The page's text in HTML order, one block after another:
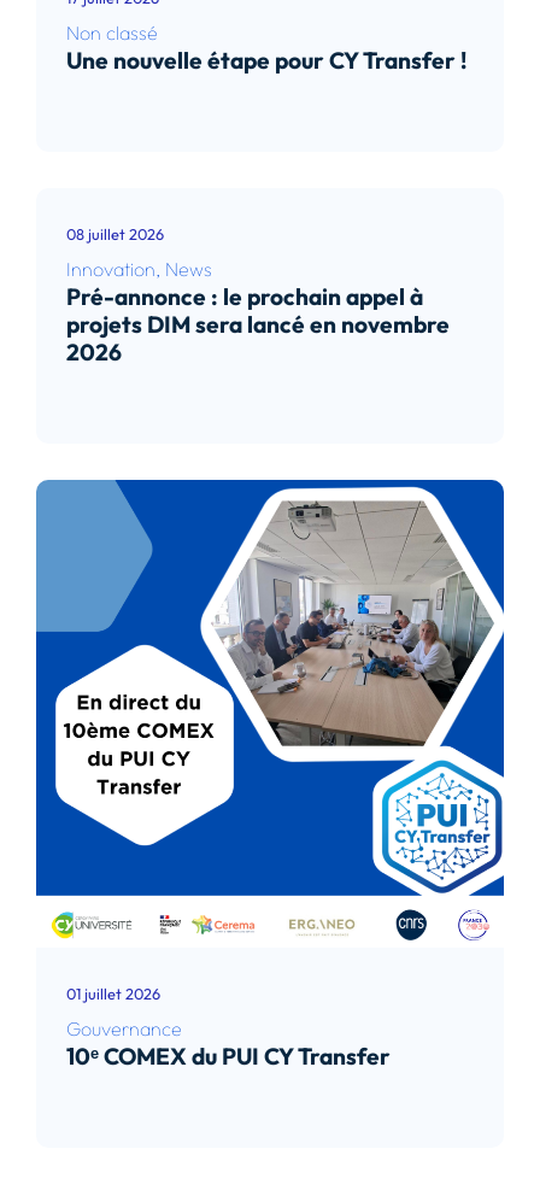
Non classé
Une nouvelle étape pour CY Transfer !
08 juillet 2026
Innovation, News
Pré-annonce : le prochain appel à
projets DIM sera lancé en novembre
2026
01 juillet 2026
Gouvernance
10ᵉ COMEX du PUI CY Transfer